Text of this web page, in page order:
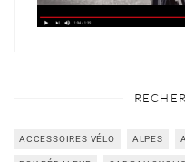
ACCESSOIRES VÉLO ALPES